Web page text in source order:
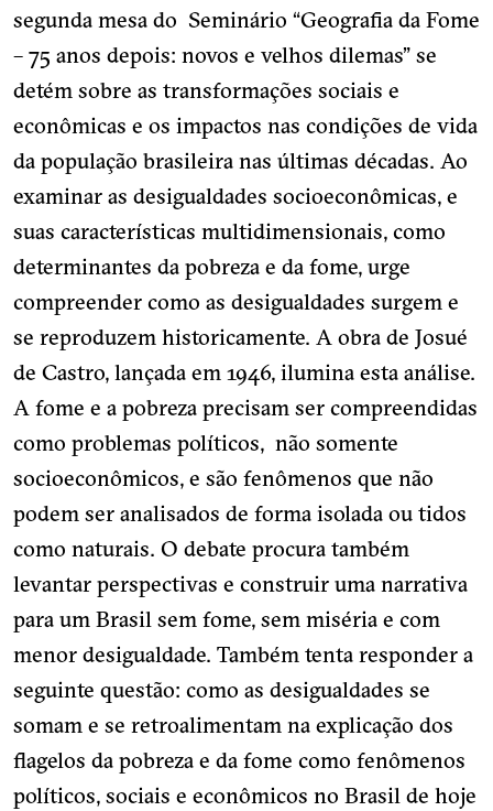
segunda mesa do Seminário “Geografia da Fome
– 75 anos depois: novos e velhos dilemas” se
detém sobre as transformações sociais e
econômicas e os impactos nas condições de vida
da população brasileira nas últimas décadas. Ao
examinar as desigualdades socioeconômicas, e
suas características multidimensionais, como
determinantes da pobreza e da fome, urge
compreender como as desigualdades surgem e
se reproduzem historicamente. A obra de Josué
de Castro, lançada em 1946, ilumina esta análise.
A fome e a pobreza precisam ser compreendidas
como problemas políticos, não somente
socioeconômicos, e são fenômenos que não
podem ser analisados de forma isolada ou tidos
como naturais. O debate procura também
levantar perspectivas e construir uma narrativa
para um Brasil sem fome, sem miséria e com
menor desigualdade. Também tenta responder a
seguinte questão: como as desigualdades se
somam e se retroalimentam na explicação dos
flagelos da pobreza e da fome como fenômenos
políticos, sociais e econômicos no Brasil de hoje